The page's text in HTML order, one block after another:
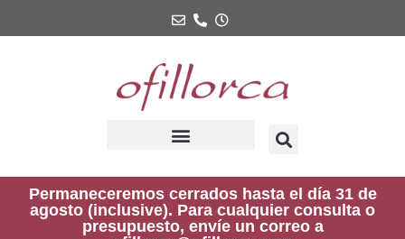
Permaneceremos cerrados hasta el día 31 de
agosto (inclusive). Para cualquier consulta o
presupuesto, envíe un correo a